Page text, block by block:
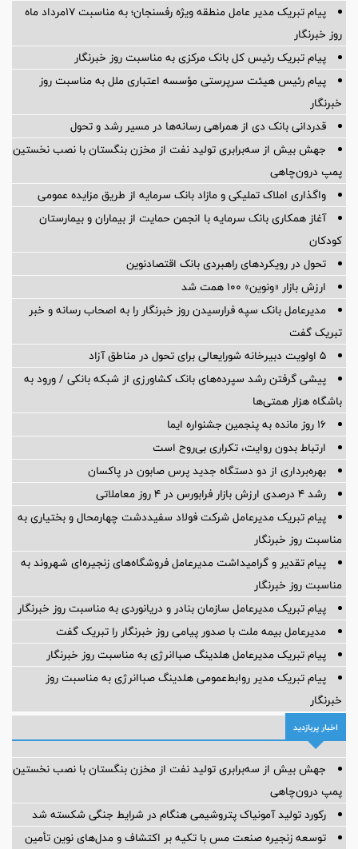
پیام تبریک مدیر عامل منطقه ویژه رفسنجان؛ به مناسبت ۱۷مرداد ماه
روز خبرنگار
پیام تبریک رئیس کل بانک مرکزی به مناسبت روز خبرنگار
پیام رئیس هیئت سرپرستی مؤسسه اعتباری ملل به مناسبت روز
خبرنگار
قدردانی بانک دی از همراهی رسانه‌ها در مسیر رشد و تحول
جهش بیش از سه‌برابری تولید نفت از مخزن بنگستان با نصب نخستین
پمپ درون‌چاهی
واگذاری املاک تملیکی و مازاد بانک سرمایه از طریق مزایده عمومی
آغاز همکاری بانک سرمایه با انجمن حمایت از بیماران و بیمارستان
کودکان
تحول در رویکردهای راهبردی بانک اقتصادنوین
ارزش بازار «ونوین» 100 همت شد
مدیرعامل بانک سپه فرارسیدن روز خبرنگار را به اصحاب رسانه و خبر
تبریک گفت
5 اولویت دبیرخانه شورایعالی برای تحول در مناطق آزاد
پیشی گرفتن رشد سپرده‌های بانک کشاورزی از شبکه بانکی / ورود به
باشگاه هزار همتی‌ها
16 روز مانده به پنجمین جشنواره ایما
ارتباط بدون روایت، تکراری بی‌روح است
بهره‌برداری از دو دستگاه جدید پرس صابون در پاكسان
رشد ۴ درصدی ارزش بازار فرابورس در ۴ روز معاملاتی
پیام تبریک مدیرعامل شرکت فولاد سفیددشت چهارمحال و بختیاری به
مناسبت روز خبرنگار
پیام تقدیر و گرامیداشت مدیرعامل فروشگاه‌های زنجیره‌ای شهروند به
مناسبت روز خبرنگار
پیام تبریک مدیرعامل سازمان بنادر و دریانوردی به مناسبت روز خبرنگار
مدیرعامل بیمه ملت با صدور پیامی روز خبرنگار را تبریک گفت
پیام تبریک مدیرعامل هلدینگ صباانرژی به مناسبت روز خبرنگار
پیام تبریک مدیر روابط‌عمومی هلدینگ صباانرژی به مناسبت روز
خبرنگار
اخبار پربازدید
جهش بیش از سه‌برابری تولید نفت از مخزن بنگستان با نصب نخستین
پمپ درون‌چاهی
رکورد تولید آمونیاک پتروشیمی هنگام در شرایط جنگی شکسته شد
توسعه زنجیره صنعت مس با تکیه بر اکتشاف و مدل‌های نوین تأمین